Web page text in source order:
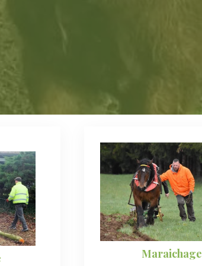
Maraichage